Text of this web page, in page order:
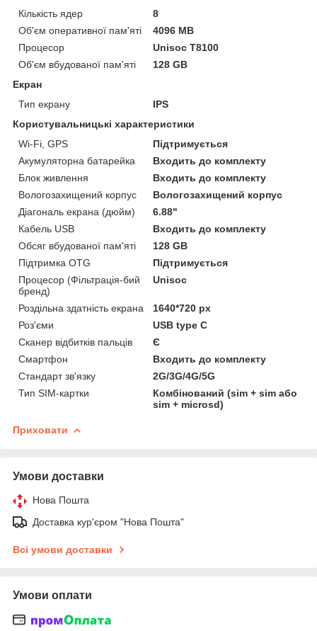
Кількість ядер
8
Об'єм оперативної пам'яті
4096 MB
Процесор
Unisoc T8100
Об'єм вбудованої пам'яті
128 GB
Екран
Тип екрану
IPS
Користувальницькі характеристики
Wi-Fi, GPS
Підтримується
Акумуляторна батарейка
Входить до комплекту
Блок живлення
Входить до комплекту
Вологозахищений корпус
Вологозахищений корпус
Діагональ екрана (дюйм)
6.88"
Кабель USB
Входить до комплекту
Обсяг вбудованої пам'яті
128 GB
Підтримка OTG
Підтримується
Процесор (Фільтрація-бий
бренд)
Unisoc
Роздільна здатність екрана
1640*720 px
Роз'єми
USB type C
Сканер відбитків пальців
Є
Смартфон
Входить до комплекту
Стандарт зв'язку
2G/3G/4G/5G
Тип SIM-картки
Комбінований (sim + sim або
sim + microsd)
Приховати
Умови доставки
Нова Пошта
Доставка кур'єром "Нова Пошта"
Всі умови доставки
Умови оплати